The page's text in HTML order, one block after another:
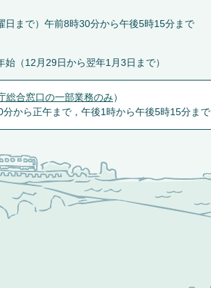
日まで）午前8時30分から午後5時15分まで
始（12月29日から翌年1月3日まで）
総合窓口の一部業務のみ）
から正午まで，午後1時から午後5時15分まで